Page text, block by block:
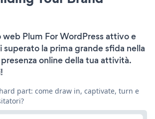
web Plum For WordPress attivo e
superato la prima grande sfida nella
online della tua attività.
part: come draw in, captivate, turn e